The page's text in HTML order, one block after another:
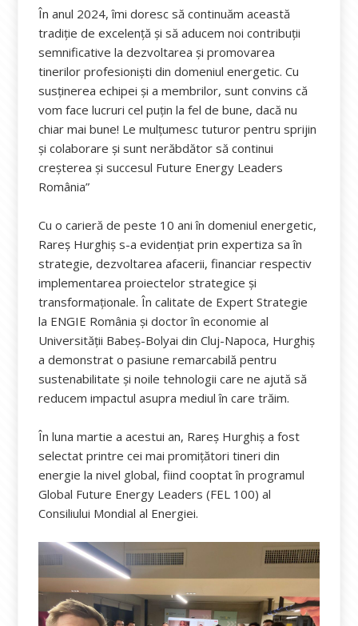
În anul 2024, îmi doresc să continuăm această
tradiție de excelență și să aducem noi contribuții
semnificative la dezvoltarea și promovarea
tinerilor profesioniști din domeniul energetic. Cu
susținerea echipei și a membrilor, sunt convins că
vom face lucruri cel puțin la fel de bune, dacă nu
chiar mai bune! Le mulțumesc tuturor pentru sprijin
și colaborare și sunt nerăbdător să continui
creșterea și succesul Future Energy Leaders
România”
Cu o carieră de peste 10 ani în domeniul energetic,
Rareș Hurghiș s-a evidențiat prin expertiza sa în
strategie, dezvoltarea afacerii, financiar respectiv
implementarea proiectelor strategice și
transformaționale. În calitate de Expert Strategie
la ENGIE România și doctor în economie al
Universității Babeș-Bolyai din Cluj-Napoca, Hurghiș
a demonstrat o pasiune remarcabilă pentru
sustenabilitate și noile tehnologii care ne ajută să
reducem impactul asupra mediul în care trăim.
În luna martie a acestui an, Rareș Hurghiș a fost
selectat printre cei mai promițători tineri din
energie la nivel global, fiind cooptat în programul
Global Future Energy Leaders (FEL 100) al
Consiliului Mondial al Energiei.